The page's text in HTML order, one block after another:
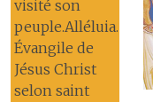
visité son
peuple.Alléluia.
Évangile de
Jésus Christ
selon saint